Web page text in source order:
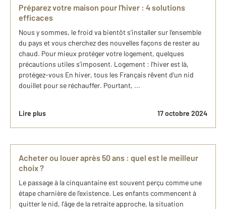
Préparez votre maison pour l'hiver : 4 solutions
efficaces
Nous y sommes, le froid va bientôt s’installer sur l’ensemble
du pays et vous cherchez des nouvelles façons de rester au
chaud. Pour mieux protéger votre logement, quelques
précautions utiles s’imposent. Logement : l'hiver est là,
protégez-vous En hiver, tous les Français rêvent d'un nid
douillet pour se réchauffer. Pourtant, ...
Lire plus 17 octobre 2024
Acheter ou louer après 50 ans : quel est le meilleur
choix ?
Le passage à la cinquantaine est souvent perçu comme une
étape charnière de l’existence. Les enfants commencent à
quitter le nid, l’âge de la retraite approche, la situation